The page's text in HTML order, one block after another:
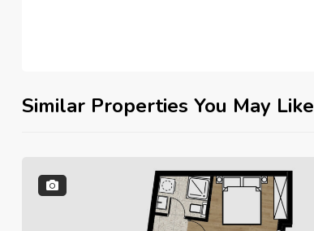
Similar Properties You May Like